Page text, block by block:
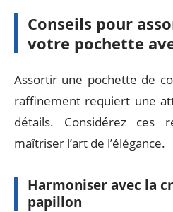
Conseils pour
votre pochette
Assortir une pochette de
raffinement requiert une
détails. Considérez ces
maîtriser l’art de l’élégance.
Harmoniser avec la
papillon